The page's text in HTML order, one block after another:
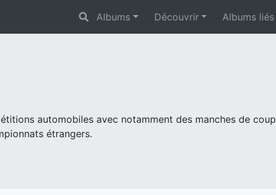
Albums Découvrir Albums liés
automobiles avec notamment des manches de
étrangers.